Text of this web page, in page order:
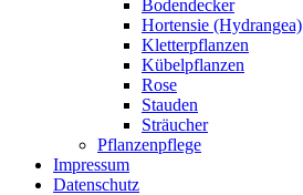
Bodendecker
Hortensie (Hydrangea)
Kletterpflanzen
Kübelpflanzen
Rose
Stauden
Sträucher
Pflanzenpflege
Impressum
Datenschutz